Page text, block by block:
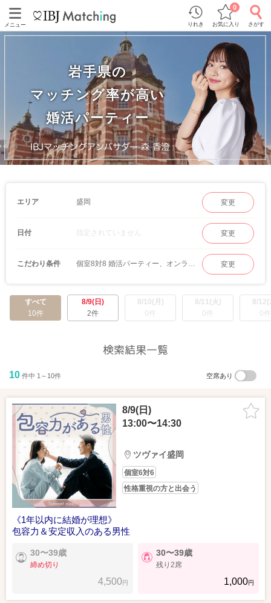
メニュー りれき お気に入り
0
さがす
岩手県の
マッチング率が高い
婚活パーティー
エリア 盛岡 変更
日付 指定されていません 変更
こだわり条件 変更
すべて
10件
8/9(日)
2件
8/10(月)
0件
8/11(火)
0件
8/12(
0件
検索結果一覧
10 件中 1～10件 空席あり
8/9(日)
13:00〜14:30
ツヴァイ盛岡
個室6対6
性格重視の方と出会う
《1年以内に結婚が理想》
包容力＆安定収入のある男性
30〜39歳
締め切り
4,500円
30〜39歳
残り2席
1,000円